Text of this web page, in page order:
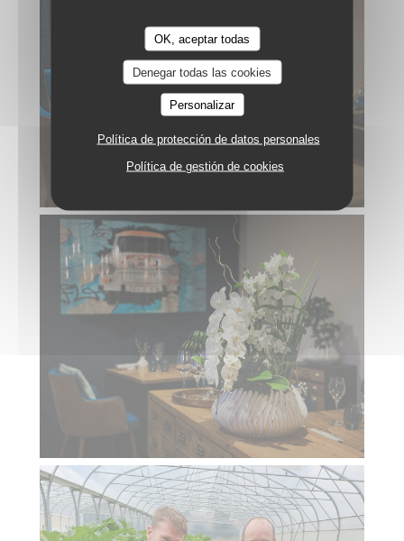
OK, aceptar todas
Denegar todas las cookies
Personalizar
Política de protección de datos personales
Política de gestión de cookies